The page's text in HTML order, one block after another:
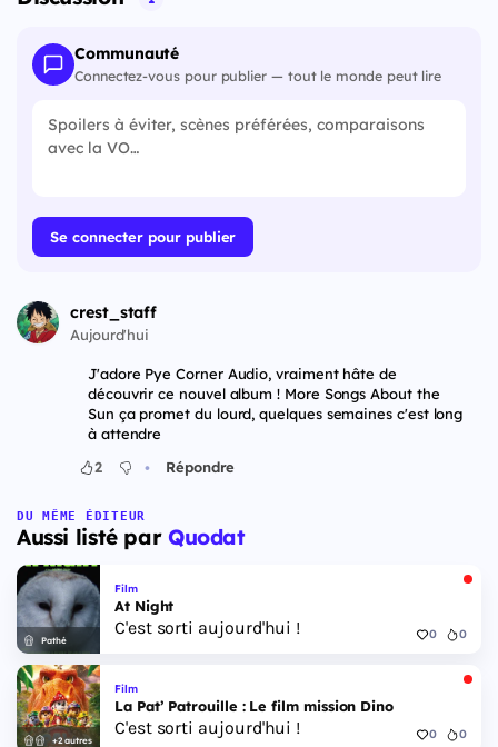
Communauté
Connectez-vous pour publier — tout le monde peut lire
Se connecter pour publier
crest_staff
Aujourd'hui
J'adore Pye Corner Audio, vraiment hâte de
découvrir ce nouvel album ! More Songs About the
Sun ça promet du lourd, quelques semaines c'est long
à attendre
2
• Répondre
DU MÊME ÉDITEUR
Aussi listé par Quodat
Pathé
Film
At Night
C'est sorti aujourd'hui ! 0 0
+2 autres
Film
La Pat’ Patrouille : Le film mission Dino
C'est sorti aujourd'hui ! 0 0